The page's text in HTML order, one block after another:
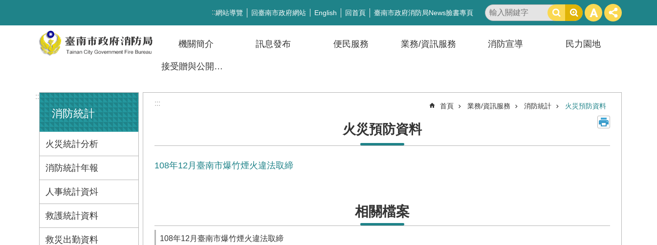
:::網站導覽 回臺南市政府網站 English 回首頁 臺南市政府消防局News臉書專頁
搜
尋
機關簡介 訊息發布 便民服務 業務/資訊服務 消防宣導 民力園地
接受贈與公開徵信
:::
消防統計
火災統計分析
消防統計年報
人事統計資炓
救護統計資料
救災出勤資料
::: 首頁 業務/資訊服務 消防統計 火災預防資料
火災預防資料
108年12月臺南市爆竹煙火違法取締
相關檔案
108年12月臺南市爆竹煙火違法取締